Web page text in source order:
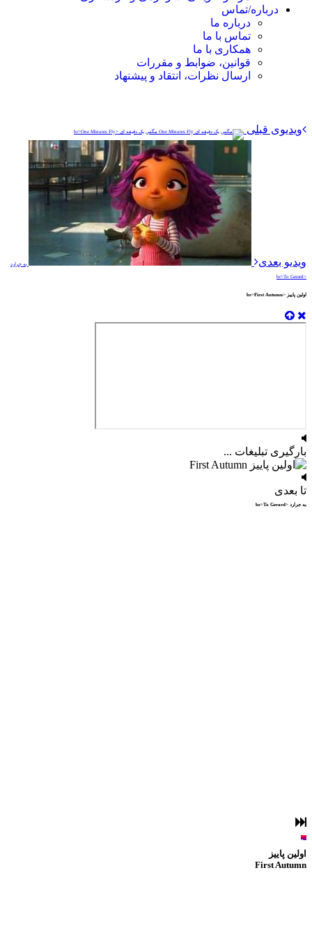
درباره/تماس
درباره ما
تماس با ما
همکاری با ما
قوانین، ضوابط و مقررات
ارسال نظرات، انتقاد و پیشنهاد
ویدیوی قبلی مگس یک دقیقه ای <br>One Minutes Fly
ویدیو بعدی به جرارد
<br>To Gerard
اولین پاییز <br>First Autumn
بارگیری تبلیغات ...
تا بعدی
به جرارد <br>To Gerard
لغو
اولین پاییز
First Autumn